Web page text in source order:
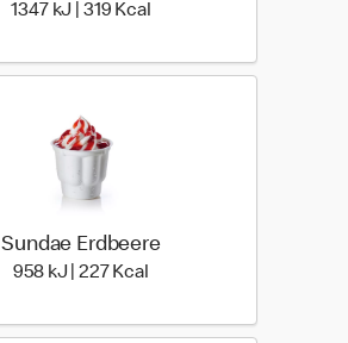
1347 kJ | 319 Kcal
Sundae Erdbeere
958 kJ | 227 Kcal